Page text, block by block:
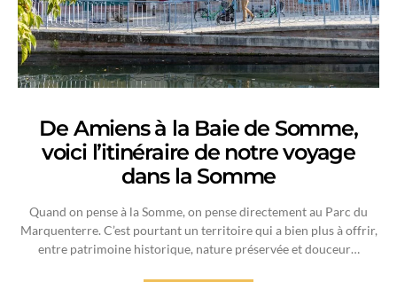
De Amiens à la Baie de Somme,
voici l’itinéraire de notre voyage
dans la Somme
Quand on pense à la Somme, on pense directement au Parc du
Marquenterre. C’est pourtant un territoire qui a bien plus à offrir,
entre patrimoine historique, nature préservée et douceur…